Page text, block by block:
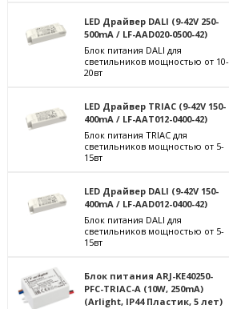
LED Драйвер DALI (9-42V 250-
500mA / LF-AAD020-0500-42)
Блок питания DALI для
светильников мощностью от 10-
20вт
LED Драйвер TRIAC (9-42V 150-
400mA / LF-AAT012-0400-42)
Блок питания TRIAC для
светильников мощностью от 5-
15вт
LED Драйвер DALI (9-42V 150-
400mA / LF-AAD012-0400-42)
Блок питания DALI для
светильников мощностью от 5-
15вт
Блок питания ARJ-KE40250-
PFC-TRIAC-A (10W, 250mA)
(Arlight, IP44 Пластик, 5 лет)